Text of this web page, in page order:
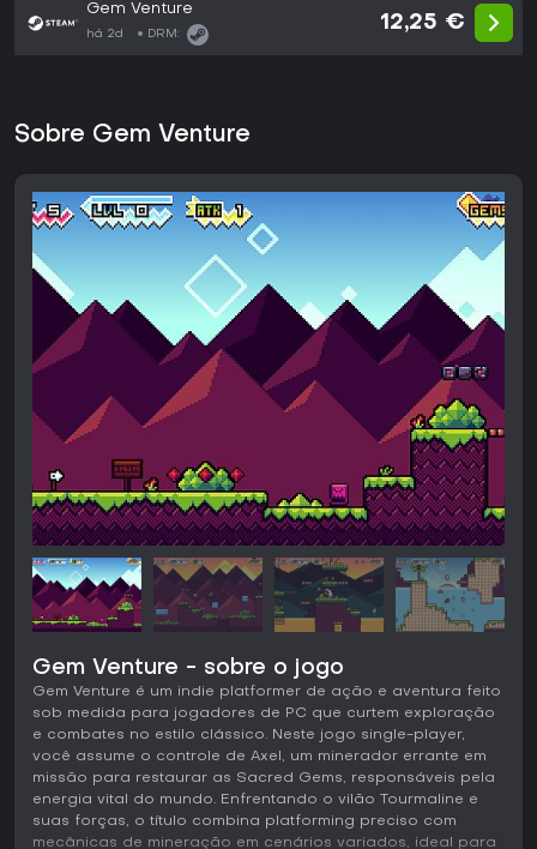
Gem Venture
há 2d DRM:
12,25 €
Sobre Gem Venture
Gem Venture - sobre o jogo
Gem Venture é um indie platformer de ação e aventura feito
sob medida para jogadores de PC que curtem exploração
e combates no estilo clássico. Neste jogo single-player,
você assume o controle de Axel, um minerador errante em
missão para restaurar as Sacred Gems, responsáveis pela
energia vital do mundo. Enfrentando o vilão Tourmaline e
suas forças, o título combina platforming preciso com
mecânicas de mineração em cenários variados, ideal para